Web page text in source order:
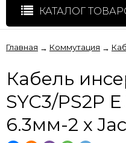
КАТАЛОГ
Главная → Коммутация →
Кабель
SYC3/PS2P
6.3мм-2 x